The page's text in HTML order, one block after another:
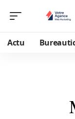
Actu